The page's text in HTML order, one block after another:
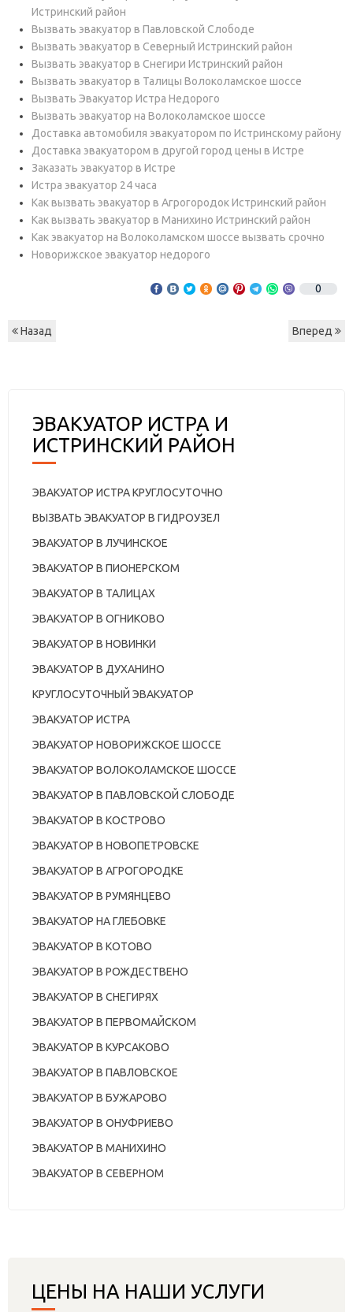
Истринский район
Вызвать эвакуатор в Павловской Слободе
Вызвать эвакуатор в Северный Истринский район
Вызвать эвакуатор в Снегири Истринский район
Вызвать эвакуатор в Талицы Волоколамское шоссе
Вызвать Эвакуатор Истра Недорого
Вызвать эвакуатор на Волоколамское шоссе
Доставка автомобиля эвакуатором по Истринскому району
Доставка эвакуатором в другой город цены в Истре
Заказать эвакуатор в Истре
Истра эвакуатор 24 часа
Как вызвать эвакуатор в Агрогородок Истринский район
Как вызвать эвакуатор в Манихино Истринский район
Как эвакуатор на Волоколамском шоссе вызвать срочно
Новорижское эвакуатор недорого
0
Назад Вперед
ЭВАКУАТОР ИСТРА И
ИСТРИНСКИЙ РАЙОН
ЭВАКУАТОР ИСТРА КРУГЛОСУТОЧНО
ВЫЗВАТЬ ЭВАКУАТОР В ГИДРОУЗЕЛ
ЭВАКУАТОР В ЛУЧИНСКОЕ
ЭВАКУАТОР В ПИОНЕРСКОМ
ЭВАКУАТОР В ТАЛИЦАХ
ЭВАКУАТОР В ОГНИКОВО
ЭВАКУАТОР В НОВИНКИ
ЭВАКУАТОР В ДУХАНИНО
КРУГЛОСУТОЧНЫЙ ЭВАКУАТОР
ЭВАКУАТОР ИСТРА
ЭВАКУАТОР НОВОРИЖСКОЕ ШОССЕ
ЭВАКУАТОР ВОЛОКОЛАМСКОЕ ШОССЕ
ЭВАКУАТОР В ПАВЛОВСКОЙ СЛОБОДЕ
ЭВАКУАТОР В КОСТРОВО
ЭВАКУАТОР В НОВОПЕТРОВСКЕ
ЭВАКУАТОР В АГРОГОРОДКЕ
ЭВАКУАТОР В РУМЯНЦЕВО
ЭВАКУАТОР НА ГЛЕБОВКЕ
ЭВАКУАТОР В КОТОВО
ЭВАКУАТОР В РОЖДЕСТВЕНО
ЭВАКУАТОР В СНЕГИРЯХ
ЭВАКУАТОР В ПЕРВОМАЙСКОМ
ЭВАКУАТОР В КУРСАКОВО
ЭВАКУАТОР В ПАВЛОВСКОЕ
ЭВАКУАТОР В БУЖАРОВО
ЭВАКУАТОР В ОНУФРИЕВО
ЭВАКУАТОР В МАНИХИНО
ЭВАКУАТОР В СЕВЕРНОМ
ЦЕНЫ НА НАШИ УСЛУГИ